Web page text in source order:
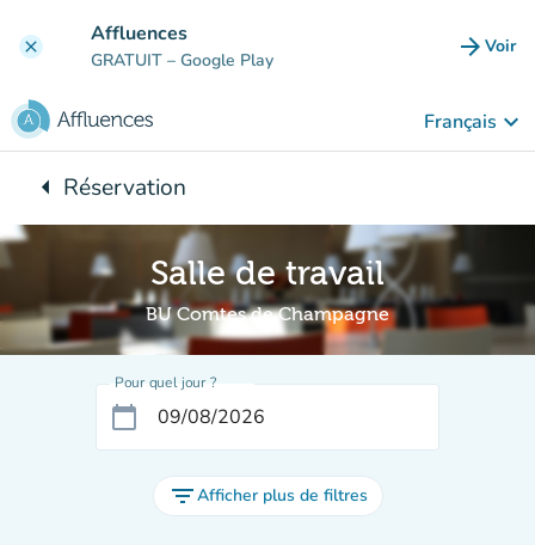
clear Affluences
GRATUIT – Google Play arrow_forward Voir
Français keyboard_arrow_down
arrow_leftRetour à :
Réservation
Salle de travail
BU Comtes de Champagne
Pour quel jour ?
calendar_today
filter_listAfficher plus de filtres